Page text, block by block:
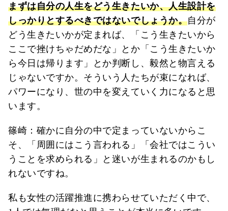
まずは自分の人生をどう生きたいか、人生設計を
しっかりとするべきではないでしょうか。自分が
どう生きたいかが定まれば、「こう生きたいから
ここで挫けちゃだめだな」とか「こう生きたいか
ら今日は帰ります」とか判断し、毅然と物言える
じゃないですか。そういう人たちが束になれば、
パワーになり、世の中を変えていく力になると思
います。
篠崎：確かに自分の中で定まっていないからこ
そ、「周囲にはこう言われる」「会社ではこうい
うことを求められる」と迷いが生まれるのかもし
れないですね。
私も女性の活躍推進に携わらせていただく中で、